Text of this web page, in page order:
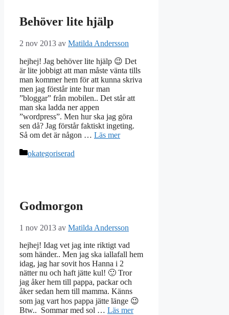
Behöver lite hjälp
2 nov 2013 av Matilda Andersson
hejhej! Jag behöver lite hjälp 😉 Det
är lite jobbigt att man måste vänta tills
man kommer hem för att kunna skriva
men jag förstår inte hur man
”bloggar” från mobilen.. Det står att
man ska ladda ner appen
”wordpress”. Men hur ska jag göra
sen då? Jag förstår faktiskt ingeting.
Så om det är någon … Läs mer
Kategorier
okategoriserad
Godmorgon
1 nov 2013 av Matilda Andersson
hejhej! Idag vet jag inte riktigt vad
som händer.. Men jag ska iallafall hem
idag, jag har sovit hos Hanna i 2
nätter nu och haft jätte kul! 🙂 Tror
jag åker hem till pappa, packar och
åker sedan hem till mamma. Känns
som jag vart hos pappa jätte länge 😉
Btw.. Sommar med sol … Läs mer